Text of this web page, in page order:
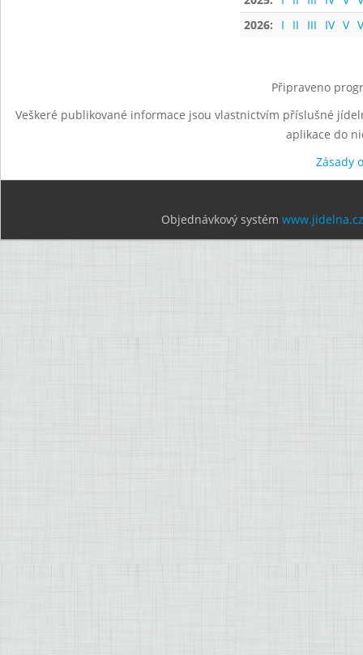
2026:
I II III IV V
Připraveno
Veškeré publikované informace jsou vlastnictvím příslušné
aplikace do
Zásady
Objednávkový systém www.jidelna.cz